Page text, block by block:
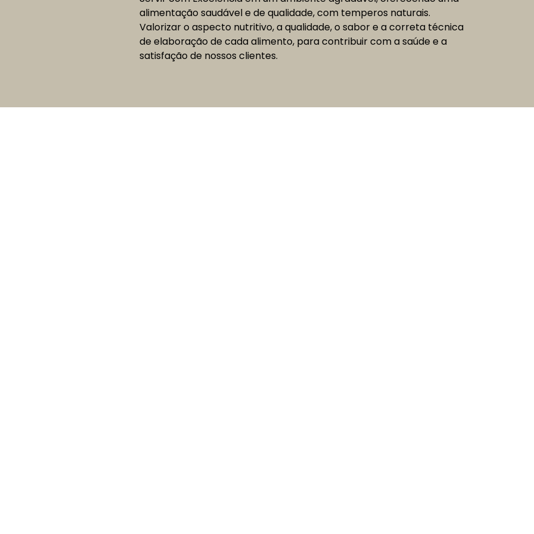
alimentação saudável e de qualidade, com temperos naturais.
Valorizar o aspecto nutritivo, a qualidade, o sabor e a correta técnica
de elaboração de cada alimento, para contribuir com a saúde e a
satisfação de nossos clientes.